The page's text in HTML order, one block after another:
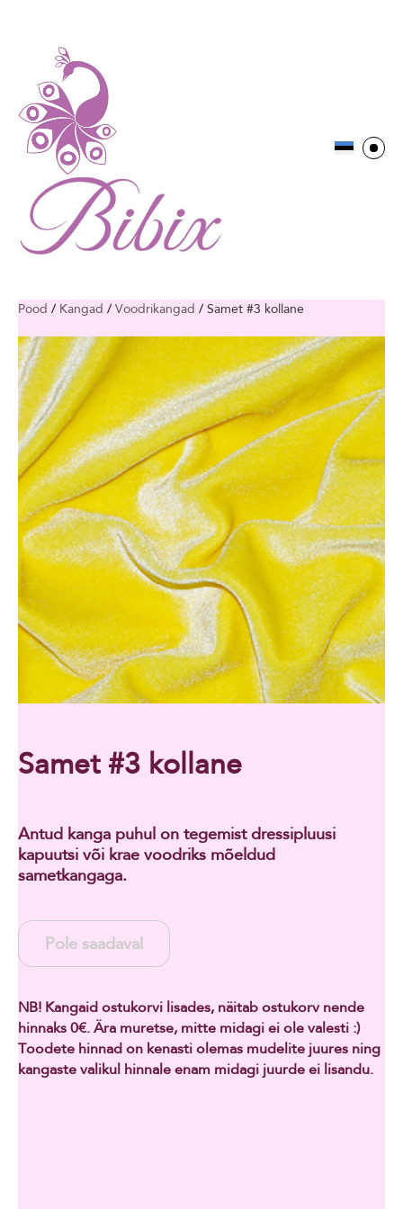
Pood / Kangad / Voodrikangad / Samet #3 kollane
Samet #3 kollane
Antud kanga puhul on tegemist dressipluusi
kapuutsi või krae voodriks mõeldud
sametkangaga.
Pole saadaval
NB! Kangaid ostukorvi lisades, näitab ostukorv nende
hinnaks 0€. Ära muretse, mitte midagi ei ole valesti :)
Toodete hinnad on kenasti olemas mudelite juures ning
kangaste valikul hinnale enam midagi juurde ei lisandu.